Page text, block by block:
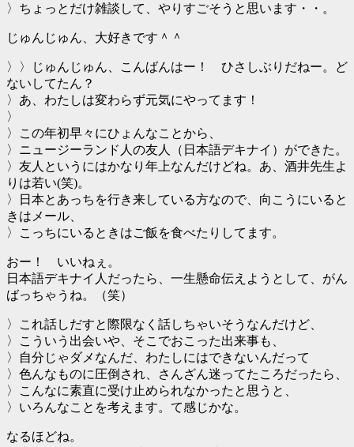
〉ちょっとだけ雑談して、やりすごそうと思います・・。
じゅんじゅん、大好きです＾＾
〉〉じゅんじゅん、こんばんはー！ ひさしぶりだねー。ど
ないしてたん？
〉あ、わたしは変わらず元気にやってます！
〉
〉この年初早々にひょんなことから、
〉ニュージーランド人の友人（日本語デキナイ）ができた。
〉友人というにはかなり年上なんだけどね。あ、酒井先生よ
りは若い(笑)。
〉日本とあっちを行き来している方なので、向こうにいると
きはメール、
〉こっちにいるときはご飯を食べたりしてます。
おー！ いいねぇ。
日本語デキナイ人だったら、一生懸命伝えようとして、がん
ばっちゃうね。（笑）
〉これ話しだすと際限なく話しちゃいそうなんだけど、
〉こういう出会いや、そこでおこった出来事も、
〉自分じゃダメなんだ、わたしにはできないんだって
〉色んなものに圧倒され、さんざん迷ってたころだったら、
〉こんなに素直に受け止められなかったと思うと、
〉いろんなことを考えます。て感じかな。
なるほどね。